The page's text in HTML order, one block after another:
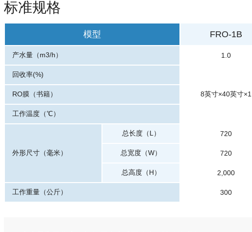
标准规格
模型 FRO-1B
产水量（m3/h） 1.0
回收率(%)
RO膜（书籍） 8英寸×40英寸×1
工作温度（℃）
外形尺寸（毫米）
总长度（L） 720
总宽度（W） 720
总高度（H） 2,000
工作重量（公斤） 300